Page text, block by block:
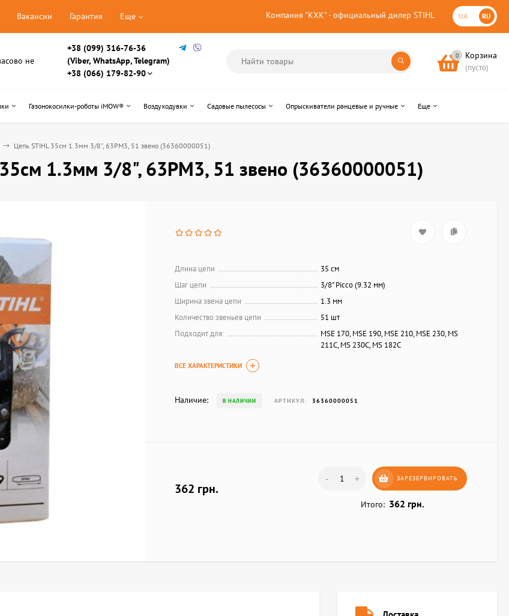
Компания "КХК" - официальный дилер STIHL UA RU
Вакансии Гарантия Еще
не
+38 (099) 316-76-36
(Viber, WhatsApp, Telegram)
+38 (066) 179-82-90
0 Корзина
(пусто)
Газонокосилки-роботы iMOW® Воздуходувки Садовые пылесосы Опрыскиватели ранцевые и ручные Еще
Цепь STIHL 35см 1.3мм 3/8", 63PM3, 51 звено (36360000051)
1.3мм 3/8", 63PM3, 51 звено (36360000051)
Длина цепи
35 см
Шаг цепи
3/8" Picco (9.32 мм)
Ширина звена цепи
1.3 мм
Количество звеньев цепи
51 шт
Подходит для:
MSE 170, MSE 190, MSE 210, MSE 230, MS
211C, MS 230C, MS 182C
ВСЕ ХАРАКТЕРИСТИКИ
Наличие: В НАЛИЧИИ АРТИКУЛ: 36360000051
362 грн.
- + ЗАРЕЗЕРВИРОВАТЬ
Итого: 362 грн.